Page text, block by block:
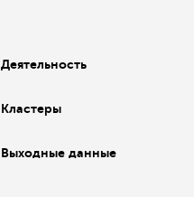
Деятельность
Кластеры
Выходные данные